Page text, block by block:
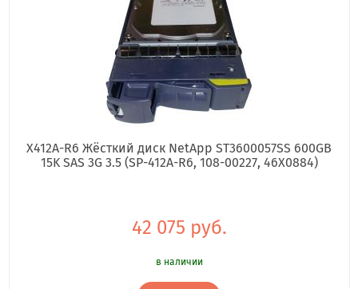
X412A-R6 Жёсткий диск NetApp ST3600057SS 600GB
15K SAS 3G 3.5 (SP-412A-R6, 108-00227, 46X0884)
42 075 руб.
в наличии